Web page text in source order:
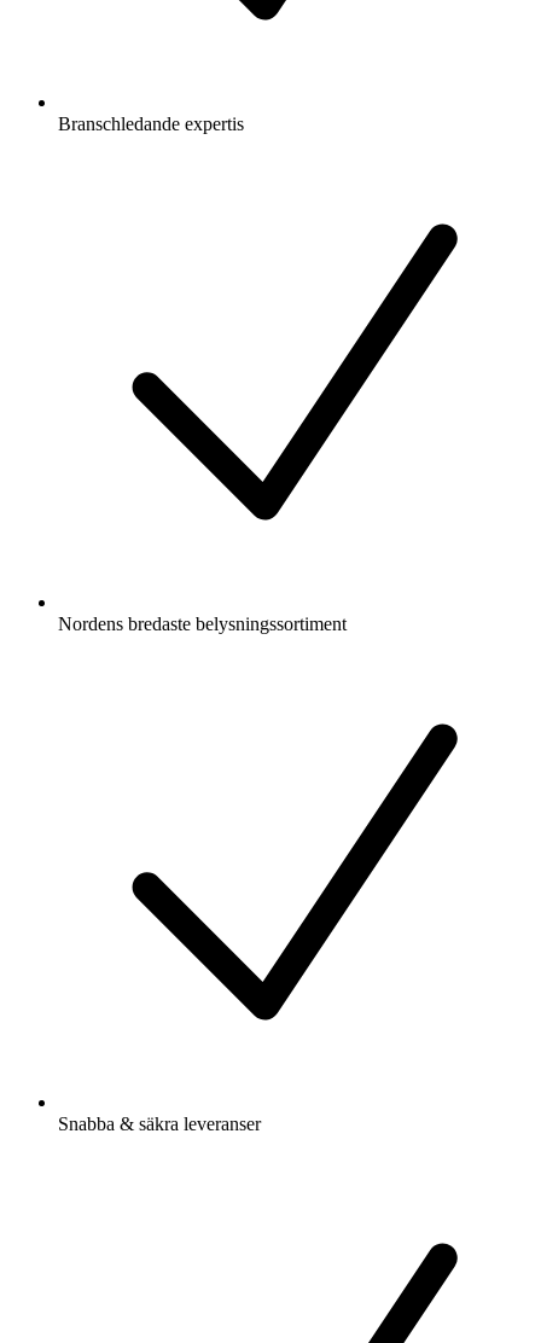
Branschledande expertis
Nordens bredaste belysningssortiment
Snabba & säkra leveranser